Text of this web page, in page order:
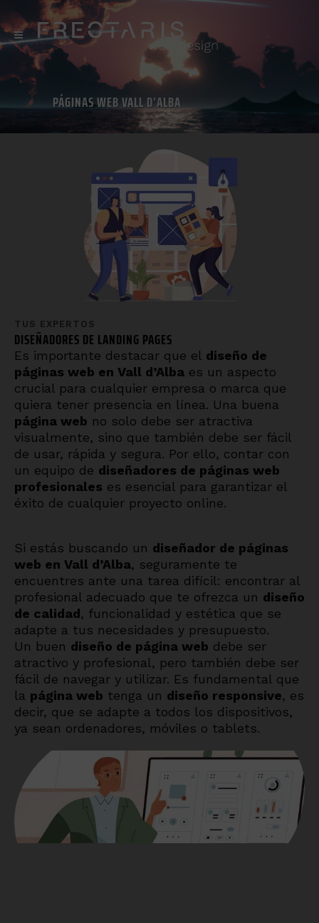
PÁGINAS WEB VALL D’ALBA
TUS EXPERTOS
DISEÑADORES DE PÁGINAS WE_
Es importante destacar que el diseño de
páginas web en Vall d’Alba es un aspecto
crucial para cualquier empresa o marca que
quiera tener presencia en línea. Una buena
página web no solo debe ser atractiva
visualmente, sino que también debe ser fácil
de usar, rápida y segura. Por ello, contar con
un equipo de diseñadores de páginas web
profesionales es esencial para garantizar el
éxito de cualquier proyecto online.
Si estás buscando un diseñador de páginas
web en Vall d’Alba, seguramente te
encuentres ante una tarea difícil: encontrar al
profesional adecuado que te ofrezca un diseño
de calidad, funcionalidad y estética que se
adapte a tus necesidades y presupuesto.
Un buen diseño de página web debe ser
atractivo y profesional, pero también debe ser
fácil de navegar y utilizar. Es fundamental que
la página web tenga un diseño responsive, es
decir, que se adapte a todos los dispositivos,
ya sean ordenadores, móviles o tablets.